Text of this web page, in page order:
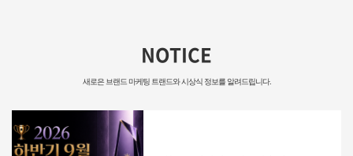
NOTICE
새로은 브랜드 마케팅 트랜드와 시상식 정보를 알려드립니다.